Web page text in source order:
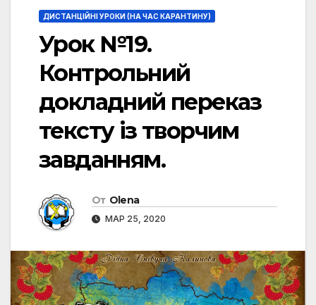
ДИСТАНЦІЙНІ УРОКИ (НА ЧАС КАРАНТИНУ)
Урок №19.
Контрольний
докладний переказ
тексту із творчим
завданням.
От Olena
МАР 25, 2020